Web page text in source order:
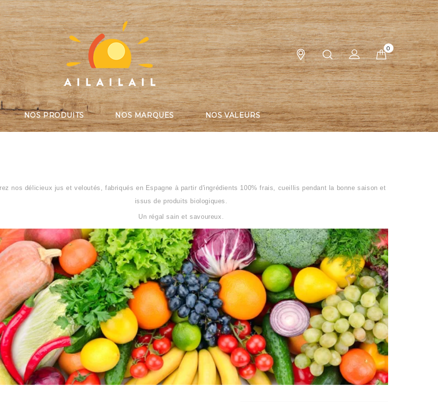
0
NOS PRODUITS NOS MARQUES NOS VALEURS
nos délicieux jus et veloutés, fabriqués en Espagne à partir d'ingrédients 100% frais, cueillis pendant la bonne saison et
issus de produits biologiques.
Un régal sain et savoureux.